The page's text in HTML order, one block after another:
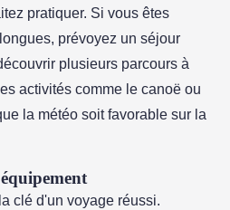
pratiquer. Si vous êtes
prévoyez un séjour
plusieurs parcours à
activités comme le canoë ou
la météo soit favorable sur la
clé d'un voyage réussi.